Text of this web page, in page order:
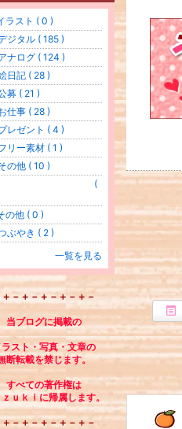
スト ( 0 )
ジタル ( 185 )
ナログ ( 124 )
日記 ( 28 )
募 ( 21 )
仕事 ( 28 )
レゼント ( 4 )
リー素材 ( 1 )
の他 ( 10 )
(
他 ( 0 )
ぶやき ( 2 )
一覧を見る
＋－＋－＋－＋－＋－
当ブログに掲載の
スト・写真・文章の
断転載を禁じます。
すべての著作権は
ｕｋｉに帰属します。
－＋－＋－＋－＋－